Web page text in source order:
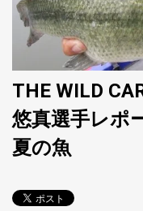
THE WILD
悠真選手レポ
夏の魚
ラ
ン
ン
グ
HOT
釣具
NEWS
探
す・